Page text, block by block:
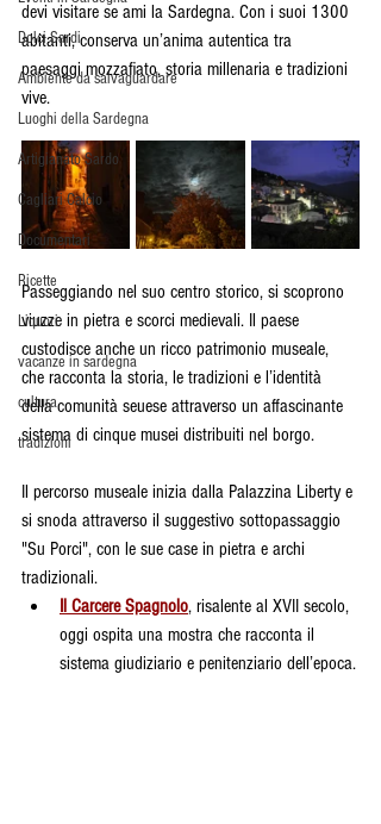
Dolci Sardi
Ambiente da salvaguardare
Luoghi della Sardegna
Artigianato Sardo
Cagliari Calcio
Documentari
Ricette
Liquori
vacanze in sardegna
cultura
tradizioni
devi visitare se ami la Sardegna. Con i suoi 1300
abitanti, conserva un’anima autentica tra
paesaggi mozzafiato, storia millenaria e tradizioni
vive.
Passeggiando nel suo centro storico, si scoprono
viuzze in pietra e scorci medievali. Il paese
custodisce anche un ricco patrimonio museale,
che racconta la storia, le tradizioni e l’identità
della comunità seuese attraverso un affascinante
sistema di cinque musei distribuiti nel borgo.
Il percorso museale inizia dalla Palazzina Liberty e
si snoda attraverso il suggestivo sottopassaggio
"Su Porci", con le sue case in pietra e archi
tradizionali.
Il Carcere Spagnolo, risalente al XVII secolo,
oggi ospita una mostra che racconta il
sistema giudiziario e penitenziario dell’epoca.